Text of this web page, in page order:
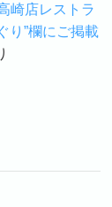
高崎店レストラ
り”欄にご掲載